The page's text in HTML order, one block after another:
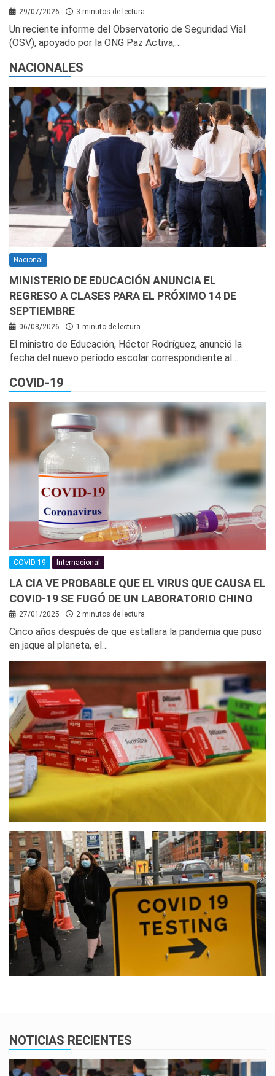
29/07/2026 3 minutos de lectura
Un reciente informe del Observatorio de Seguridad Vial
(OSV), apoyado por la ONG Paz Activa,…
NACIONALES
Nacional
MINISTERIO DE EDUCACIÓN ANUNCIA EL
REGRESO A CLASES PARA EL PRÓXIMO 14 DE
SEPTIEMBRE
06/08/2026 1 minuto de lectura
El ministro de Educación, Héctor Rodríguez, anunció la
fecha del nuevo período escolar correspondiente al…
COVID-19
COVID-19 Internacional
LA CIA VE PROBABLE QUE EL VIRUS QUE CAUSA EL
COVID-19 SE FUGÓ DE UN LABORATORIO CHINO
27/01/2025 2 minutos de lectura
Cinco años después de que estallara la pandemia que puso
en jaque al planeta, el…
NOTICIAS RECIENTES